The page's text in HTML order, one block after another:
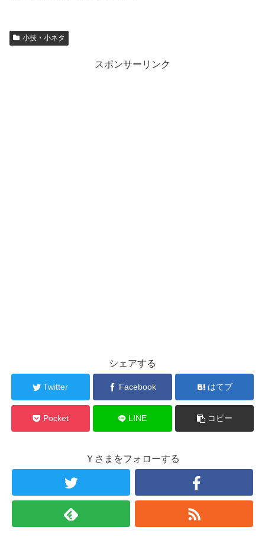
小技・小ネタ
スポンサーリンク
シェアする
Twitter Facebook はてブ
Pocket LINE コピー
Ｙさまをフォローする